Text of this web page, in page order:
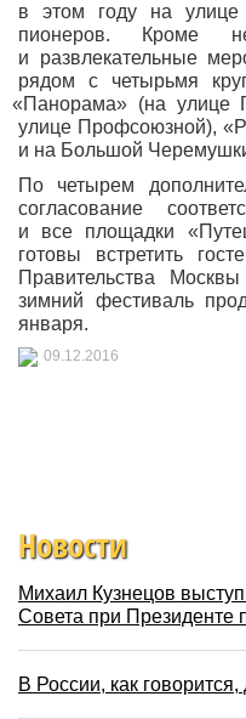
в этом году на
пионеров. Кроме
и развлекательные
рядом с четырьмя
«Панорама» (на улице
улице Профсоюзной),
и на Большой
По четырем
согласование
и все площадки
готовы встретить
Правительства
зимний фестиваль
января.
09.12.2016
Новости
Михаил Кузнецов
Совета при Президенте
В России, как